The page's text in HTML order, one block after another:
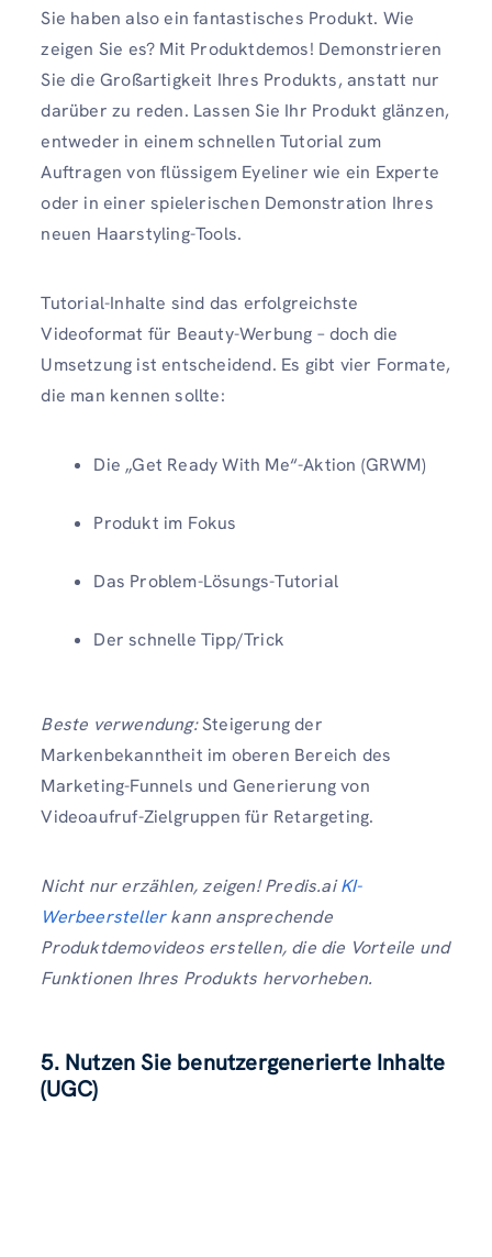
Sie haben also ein fantastisches Produkt. Wie
zeigen Sie es? Mit Produktdemos! Demonstrieren
Sie die Großartigkeit Ihres Produkts, anstatt nur
darüber zu reden. Lassen Sie Ihr Produkt glänzen,
entweder in einem schnellen Tutorial zum
Auftragen von flüssigem Eyeliner wie ein Experte
oder in einer spielerischen Demonstration Ihres
neuen Haarstyling-Tools.
Tutorial-Inhalte sind das erfolgreichste
Videoformat für Beauty-Werbung – doch die
Umsetzung ist entscheidend. Es gibt vier Formate,
die man kennen sollte:
Die „Get Ready With Me“-Aktion (GRWM)
Produkt im Fokus
Das Problem-Lösungs-Tutorial
Der schnelle Tipp/Trick
Beste verwendung:Steigerung der
Markenbekanntheit im oberen Bereich des
Marketing-Funnels und Generierung von
Videoaufruf-Zielgruppen für Retargeting.
Nicht nur erzählen, zeigen! Predis.aiKI-
Werbeerstellerkann ansprechende
Produktdemovideos erstellen, die die Vorteile und
Funktionen Ihres Produkts hervorheben.
5. Nutzen Sie benutzergenerierte Inhalte
(UGC)